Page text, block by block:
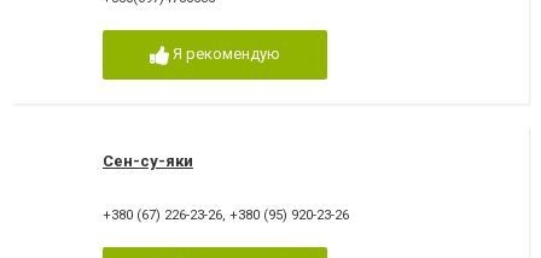
Я рекомендую
Сен-су-яки
+380 (67) 226-23-26, +380 (95) 920-23-26